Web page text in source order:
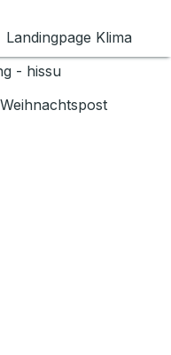
Landingpage Klima
- hissu
Weihnachtspost